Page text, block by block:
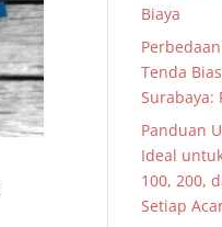
Biaya
Tenda
Surabaya:
Panduan
Ideal
100, 200,
Setiap